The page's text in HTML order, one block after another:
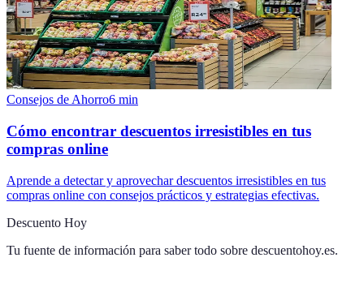
Consejos de Ahorro6 min
Cómo encontrar descuentos irresistibles en tus
compras online
Aprende a detectar y aprovechar descuentos irresistibles en tus
compras online con consejos prácticos y estrategias efectivas.
Descuento Hoy
Tu fuente de información para saber todo sobre descuentohoy.es.